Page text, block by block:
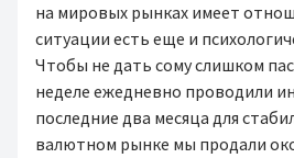
на мировых рынках имеет
ситуации есть еще и
Чтобы не дать сому слишком
неделе ежедневно проводили
последние два месяца для
валютном рынке мы продали